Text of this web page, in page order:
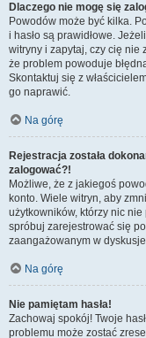
Dlaczego nie mogę się
Powodów może być kilka.
i hasło są prawidłowe.
witryny i zapytaj, czy cię nie
że problem powoduje
Skontaktuj się z
go naprawić.
Na górę
Rejestracja została
zalogować?!
Możliwe, że z jakiegoś
konto. Wiele witryn, aby
użytkowników, którzy nic nie
spróbuj zarejestrować się
zaangażowanym w
Na górę
Nie pamiętam hasła!
Zachowaj spokój! Twoje
problemu może zostać